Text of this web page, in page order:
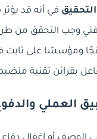
في أنه قد
فني وجب التحقق من
ومؤسسًا على ثابت في
بقرائن تقنية
العملي